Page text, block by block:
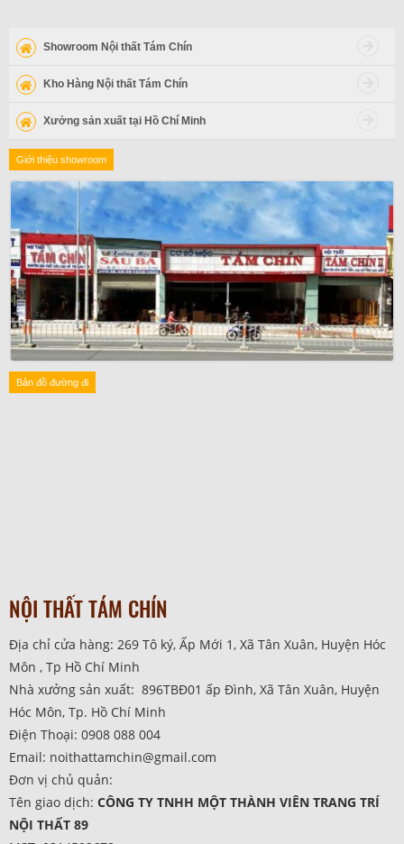
Showroom Nội thất Tám Chín
Kho Hàng Nội thất Tám Chín
Xưởng sản xuất tại Hồ Chí Minh
Giới thiệu showroom
Bản đồ đường đi
NỘI THẤT TÁM CHÍN
Địa chỉ cửa hàng: 269 Tô ký, Ấp Mới 1, Xã Tân Xuân, Huyện Hóc
Môn , Tp Hồ Chí Minh
Nhà xưởng sản xuất: 896TBĐ01 ấp Đình, Xã Tân Xuân, Huyện
Hóc Môn, Tp. Hồ Chí Minh
Điện Thoại: 0908 088 004
Email: noithattamchin@gmail.com
Đơn vị chủ quản:
Tên giao dịch: CÔNG TY TNHH MỘT THÀNH VIÊN TRANG TRÍ
NỘI THẤT 89